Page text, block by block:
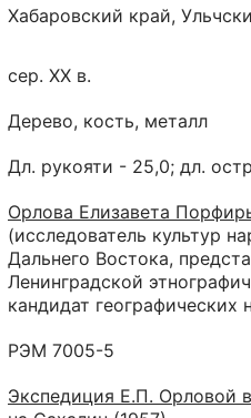
Хабаровский край,
сер. XX в.
Дерево, кость, металл
Дл. рукояти - 25,0; дл.
Орлова Елизавета
(исследователь культур
Дальнего Востока,
Ленинградской
кандидат географических
РЭМ 7005-5
Экспедиция Е.П. Орловой